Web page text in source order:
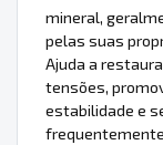
mineral,
pelas suas
Ajuda a
tensões,
estabilidade e